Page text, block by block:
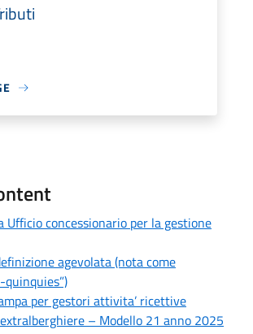
Ufficio concessionario per la gestione
agevolata (nota come
per gestori attivita’ ricettive
– Modello 21 anno 2025